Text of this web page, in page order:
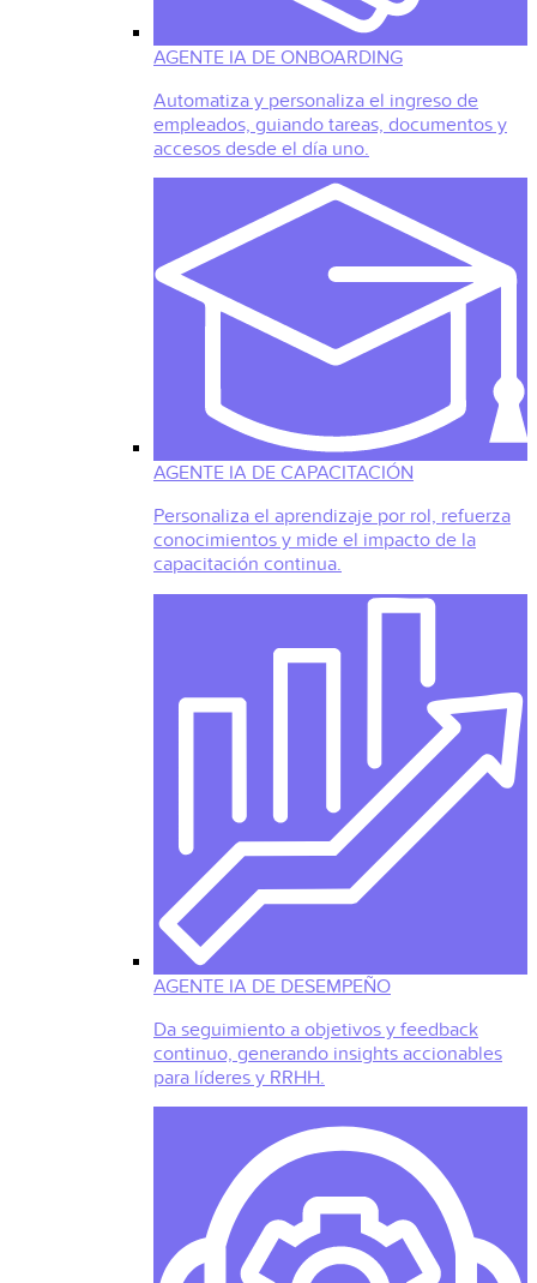
AGENTE IA DE ONBOARDING
Automatiza y personaliza el ingreso de
empleados, guiando tareas, documentos y
accesos desde el día uno.
AGENTE IA DE CAPACITACIÓN
Personaliza el aprendizaje por rol, refuerza
conocimientos y mide el impacto de la
capacitación continua.
AGENTE IA DE DESEMPEÑO
Da seguimiento a objetivos y feedback
continuo, generando insights accionables
para líderes y RRHH.